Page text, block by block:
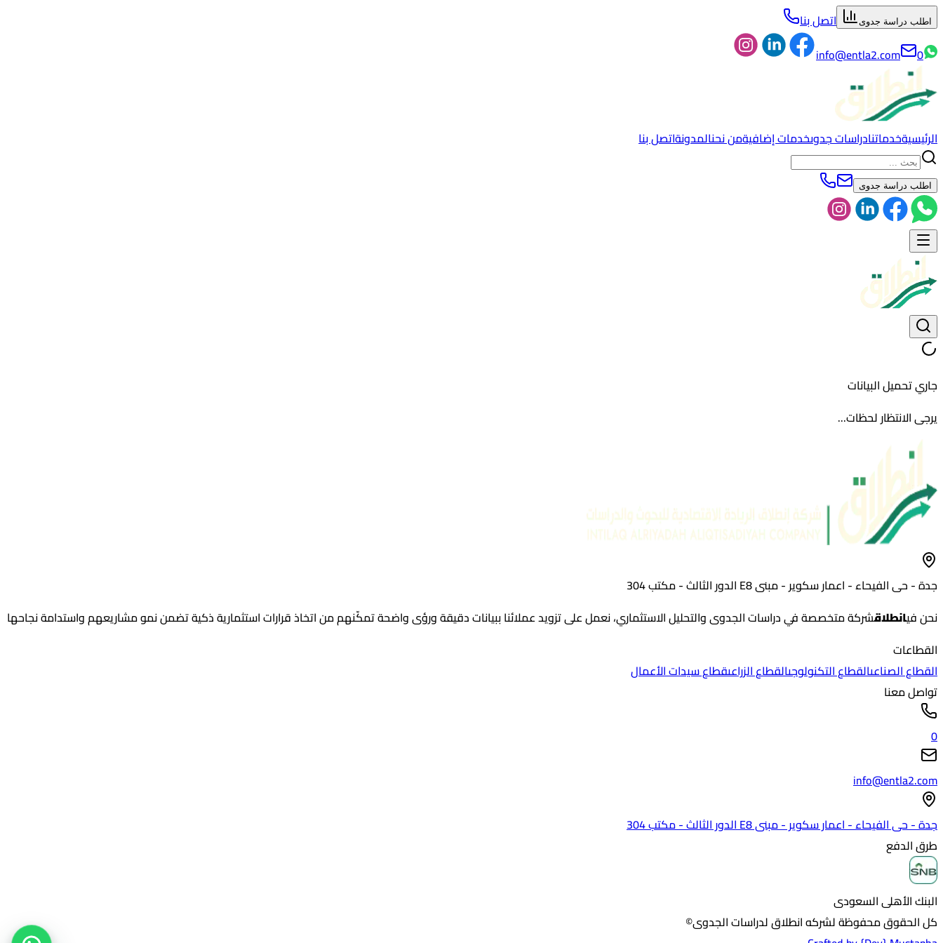
اطلب دراسة جدوى
اتصل بنا
0
info@entla2.com
الرئيسيةخدماتنادراسات جدوىخدمات إضافيةمن نحنالمدونةاتصل بنا
اطلب دراسة جدوى
جاري تحميل البيانات
يرجى الانتظار لحظات...
جدة - حى الفيحاء - اعمار سكوير - مبنى E8 الدور الثالث - مكتب 304
نحن فيانطلاقشركة متخصصة في دراسات الجدوى والتحليل الاستثماري، نعمل على تزويد عملائنا ببيانات دقيقة ورؤى واضحة تمكّنهم من اتخاذ قرارات استثمارية ذكية تضمن نمو مشاريعهم واستدامة نجاحها
القطاعات
القطاع الصناعىالقطاع التكنولوجىالقطاع الزراعىقطاع سيدات الأعمال
تواصل معنا
0
info@entla2.com
جدة - حى الفيحاء - اعمار سكوير - مبنى E8 الدور الثالث - مكتب 304
طرق الدفع
البنك الأهلى السعودى
كل الحقوق محفوظة لشركه انطلاق لدراسات الجدوى©